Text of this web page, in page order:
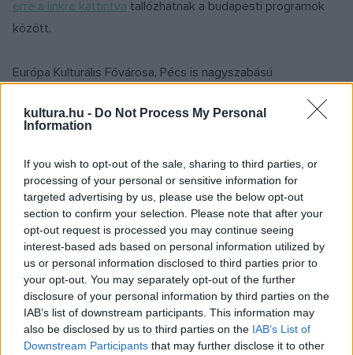
kultura.hu - Do Not Process My Personal
Information
If you wish to opt-out of the sale, sharing to third parties, or
processing of your personal or sensitive information for
targeted advertising by us, please use the below opt-out
section to confirm your selection. Please note that after your
opt-out request is processed you may continue seeing
interest-based ads based on personal information utilized by
us or personal information disclosed to third parties prior to
your opt-out. You may separately opt-out of the further
disclosure of your personal information by third parties on the
IAB’s list of downstream participants. This information may
also be disclosed by us to third parties on the IAB’s List of
Downstream Participants that may further disclose it to other
erre a linkre kattintva tallózhatnak a budapesti programok
között.
Európa Kulturális Fővárosa, Pécs is nagyszabású
programok során a magyar népzenéből eredő zenei és
ingyenes rendezvényeken eddig soha nem látott
formációktól elhangzó dalokat hallhat a pécsi Kossuth téren
a közönség. A nap során a művészek egymás produkciójába
kapcsolódva, a "zenei stafétát" egymásnak adva lépnek
színpadra a szünet nélküli öt-hat órás örömzenélés során, a
Kossuth téren felállított három szintes, óriás színpadon. Az
Örömzene Örömtánc televíziós tehetségkutató verseny
felfedezettjei mellett olyan nevek lépnek színpadra, mint
Ágoston Béla, a Balázs Elemér Group, a Csík Zenekar,